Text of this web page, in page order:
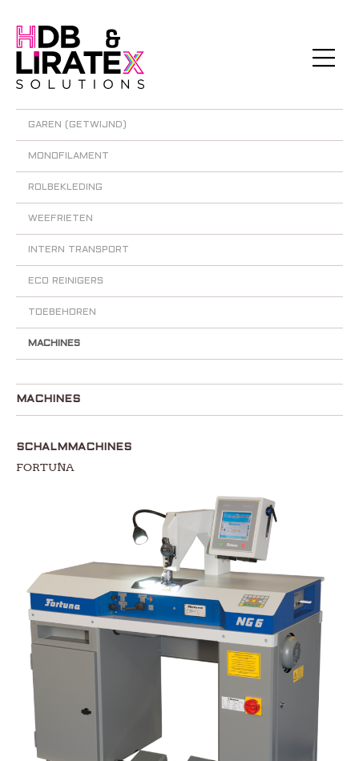
GAREN (GETWIJND)
MONOFILAMENT
ROLBEKLEDING
WEEFRIETEN
INTERN TRANSPORT
ECO REINIGERS
TOEBEHOREN
MACHINES
MACHINES
SCHALMMACHINES
FORTUNA